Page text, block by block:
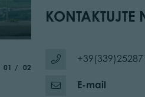
aria.slide_indicator.prefix
01 of
02
KONTAKTUJTE
E-mail